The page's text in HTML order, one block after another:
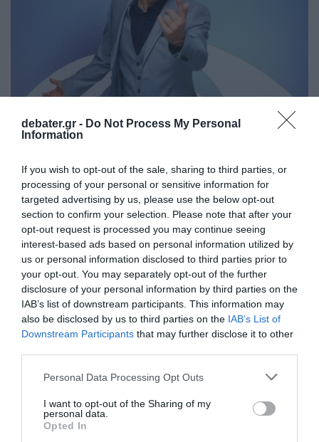
debater.gr - Do Not Process My Personal
Information
If you wish to opt-out of the sale, sharing to third parties, or
processing of your personal or sensitive information for
targeted advertising by us, please use the below opt-out
section to confirm your selection. Please note that after your
opt-out request is processed you may continue seeing
interest-based ads based on personal information utilized by
us or personal information disclosed to third parties prior to
your opt-out. You may separately opt-out of the further
disclosure of your personal information by third parties on the
IAB’s list of downstream participants. This information may
also be disclosed by us to third parties on the IAB’s List of
Downstream Participants that may further disclose it to other
Please note that this website/app uses one or more Google
not limited to your visit or usage behaviour. You may click to
grant or deny consent to Google and its third-party tags to
use your data for below specified purposes in below Google
Personal Data Processing Opt Outs
I want to opt-out of the Sharing of my
personal data.
Opted In
LIFESTYLE
πρόταση για το «Big Brother» – Τι
αποκάλυψε
Το ριάλιτι κάνει πρεμιέρα την Κυριακή 27 Απριλίου
στις 21:00
24.04.2025 - 09:12